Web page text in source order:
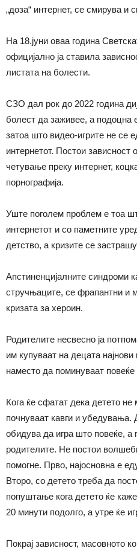
„доза“ интернет, се смирува и
На 18.јуни оваа година
официјално ја ставила
листата на болести.
СЗО дал рок до 2022 година
болест да заживее, а подоцна
затоа што видео-игрите не се
интернетот. Постои зависност
четување преку интернет,
порнографија.
Уште поголем проблем е тоа
интернетот и со паметните
детство, а кризите се
Апстиненцијалните синдроми
стручњаците, се фрапантни и
кризата за хероин.
Родителите несвесно ја
им купуваат на децата
наместо да поминуваат
Кога ќе сфатат дека детето
почнуваат кавги и убедувања.
обидува да игра што повеќе, а
родителите. Не постои
помогне. Прво, најосновна е
Второ, со детето треба да
попуштање кога детето ќе
20 минути подолго, а утре ќе
Покрај зависност, масовното